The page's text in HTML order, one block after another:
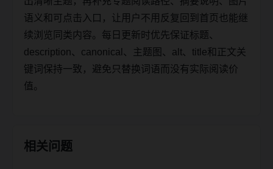
语义和可点击入口，让用户不用反复回到首页也能继
续浏览同类内容。每日更新时优先保证标题、
description、canonical、主题图、alt、title和正文关
键词保持一致，避免只替换词语而没有实际阅读价
值。
相关问题